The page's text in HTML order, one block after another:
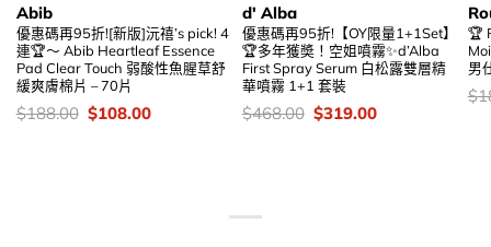
Abib
優惠碼再95折![新版]沅禧’s pick! 4
連🏆～ Abib Heartleaf Essence
Pad Clear Touch 弱酸性魚腥草舒
緩爽膚棉片 – 70片
價
$188.00 Original
$108.00Current
d' Alba
優惠碼再95折!【OY限量1+1Set】
🏆多年獲奬！空姐噴霧✨d’Alba
First Spray Serum 白松露雙層精
華噴霧 1+1 套裝
價
$468.00 Original
$319.00Current
🏆
男
價
$